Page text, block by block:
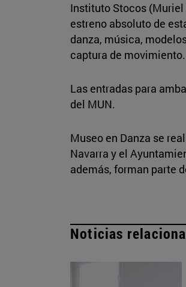
Instituto Stocos
estreno absoluto de
danza, música,
captura de movimiento.
Las entradas para
del MUN.
Museo en Danza se
Navarra y el
además, forman parte
Noticias